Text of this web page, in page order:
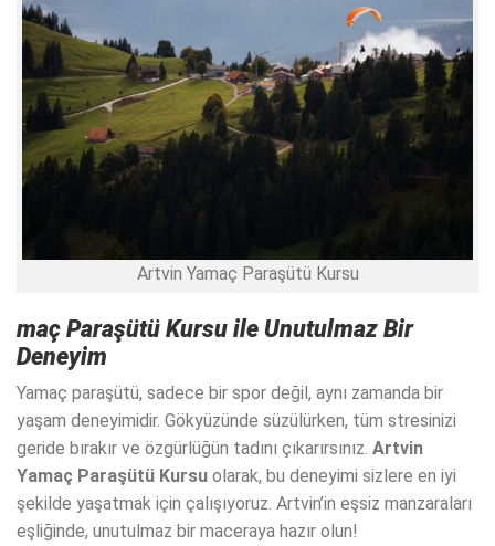
Artvin Yamaç Paraşütü Kursu
maç Paraşütü Kursu ile Unutulmaz Bir
Deneyim
Yamaç paraşütü, sadece bir spor değil, aynı zamanda bir
yaşam deneyimidir. Gökyüzünde süzülürken, tüm stresinizi
geride bırakır ve özgürlüğün tadını çıkarırsınız. Artvin
Yamaç Paraşütü Kursu olarak, bu deneyimi sizlere en iyi
şekilde yaşatmak için çalışıyoruz. Artvin’in eşsiz manzaraları
eşliğinde, unutulmaz bir maceraya hazır olun!